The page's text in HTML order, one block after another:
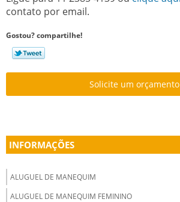
contato por email.
Gostou? compartilhe!
Solicite um orçamento
INFORMAÇÕES
ALUGUEL DE MANEQUIM
ALUGUEL DE MANEQUIM FEMININO